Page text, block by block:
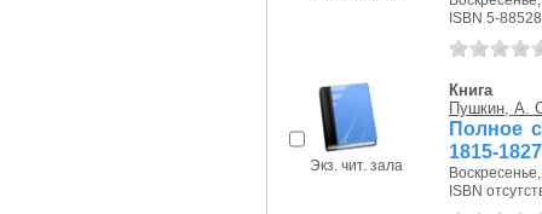
ISBN 5-
Экз. чит. зала
Книга
Пушкин, А.
Полное
1815-
ISBN